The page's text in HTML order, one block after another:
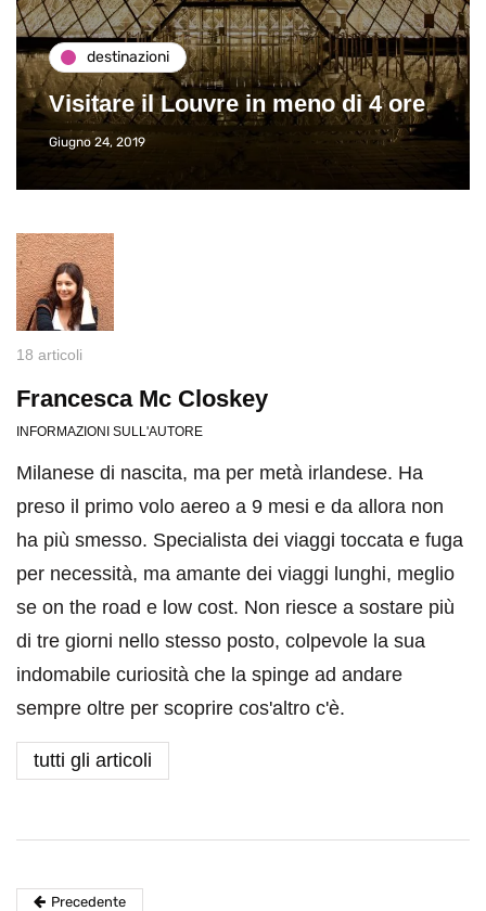
destinazioni
Visitare il Louvre in meno di 4 ore
Giugno 24, 2019
18 articoli
Francesca Mc Closkey
INFORMAZIONI SULL'AUTORE
Milanese di nascita, ma per metà irlandese. Ha
preso il primo volo aereo a 9 mesi e da allora non
ha più smesso. Specialista dei viaggi toccata e fuga
per necessità, ma amante dei viaggi lunghi, meglio
se on the road e low cost. Non riesce a sostare più
di tre giorni nello stesso posto, colpevole la sua
indomabile curiosità che la spinge ad andare
sempre oltre per scoprire cos'altro c'è.
tutti gli articoli
Precedente